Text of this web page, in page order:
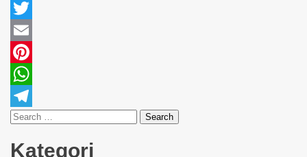
Facebook
Twitter
Email
Pinterest
WhatsApp
Telegram
Kategori